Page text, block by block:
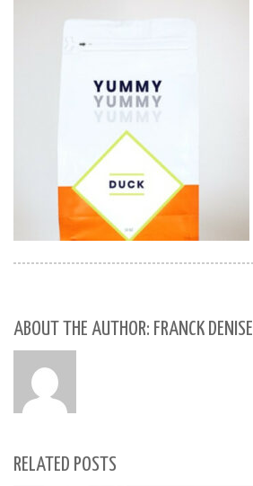
ABOUT THE AUTHOR: FRANCK DENISE
RELATED POSTS